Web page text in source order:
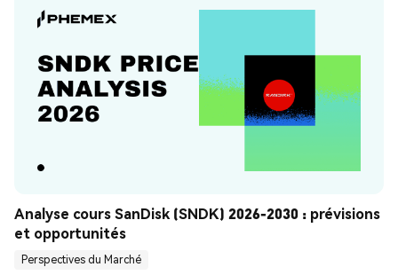
Analyse cours SanDisk (SNDK) 2026-2030 : prévisions
et opportunités
Perspectives du Marché